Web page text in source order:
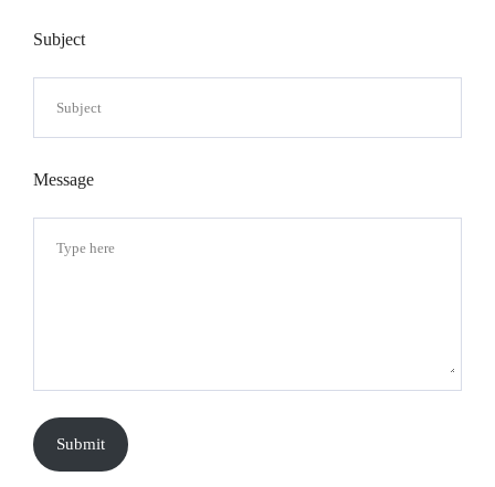
Subject
Message
Submit